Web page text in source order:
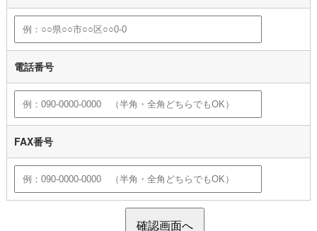
電話番号
FAX番号